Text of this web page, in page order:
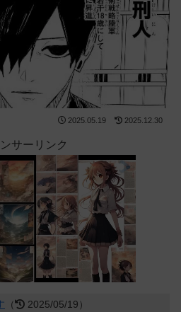
2025.05.19 2025.12.30
サーリンク
（ 2025/05/19）